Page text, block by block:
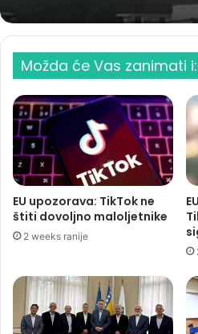
Možda će Vas zanimati i:
EU upozorava: TikTok ne
štiti dovoljno maloljetnike
2 weeks ranije